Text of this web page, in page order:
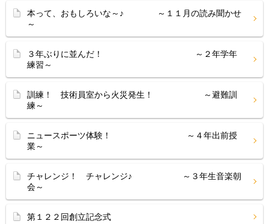
本って、おもしろいな～♪ ～１１月の読み聞かせ
～
３年ぶりに並んだ！ ～２年学年
練習～
訓練！ 技術員室から火災発生！ ～避難訓
練～
ニュースポーツ体験！ ～４年出前授
業～
チャレンジ！ チャレンジ♪ ～３年生音楽朝
会～
第１２２回創立記念式